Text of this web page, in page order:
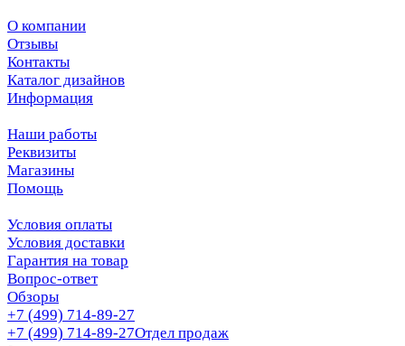
О компании
Отзывы
Контакты
Каталог дизайнов
Информация
Наши работы
Реквизиты
Магазины
Помощь
Условия оплаты
Условия доставки
Гарантия на товар
Вопрос-ответ
Обзоры
+7 (499) 714-89-27
+7 (499) 714-89-27Отдел продаж